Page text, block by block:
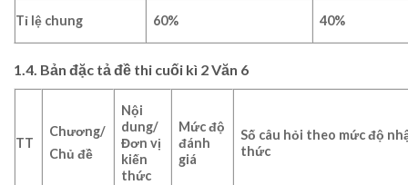
Tỉ lệ chung 60% 40%
1.4. Bản đặc tả đề thi cuối kì 2 Văn 6
TT
Chương/
Chủ đề
Nội
dung/
Đơn vị
kiến
thức
Mức độ
đánh
giá
Số câu hỏi theo mức độ
thức